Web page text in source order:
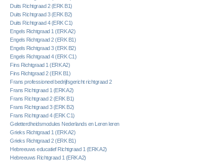
Duits Richtgraad 2 (ERK B1)
Duits Richtgraad 3 (ERK B2)
Duits Richtgraad 4 (ERK C1)
Engels Richtgraad 1 (ERK A2)
Engels Richtgraad 2 (ERK B1)
Engels Richtgraad 3 (ERK B2)
Engels Richtgraad 4 (ERK C1)
Fins Richtgraad 1 (ERK A2)
Fins Richtgraad 2 (ERK B1)
Frans professioneel bedrijfsgericht richtgraad 2
Frans Richtgraad 1 (ERK A2)
Frans Richtgraad 2 (ERK B1)
Frans Richtgraad 3 (ERK B2)
Frans Richtgraad 4 (ERK C1)
Geletterdheidsmodules Nederlands en Leren leren
Grieks Richtgraad 1 (ERK A2)
Grieks Richtgraad 2 (ERK B1)
Hebreeuws educatief Richtgraad 1 (ERK A2)
Hebreeuws Richtgraad 1 (ERK A2)